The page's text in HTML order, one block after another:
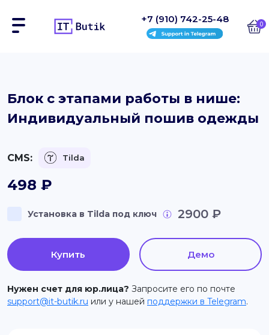
Интернет-магазины
Контакты
support@it-butik.ru
+7 (910) 742-25-48 0
Блок с этапами работы в нише:
Индивидуальный пошив одежды
CMS: Tilda
498 ₽
Установка в Tilda под ключ 2900 ₽
Купить Демо
Нужен счет для юр.лица? Запросите его по почте
support@it-butik.ru или у нашей поддержки в Telegram.